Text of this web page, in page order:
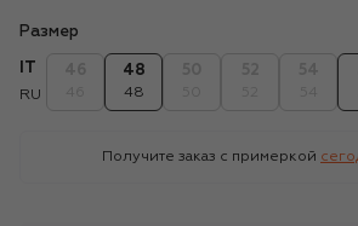
Размер
RU
48
48
Получите заказ с примеркой